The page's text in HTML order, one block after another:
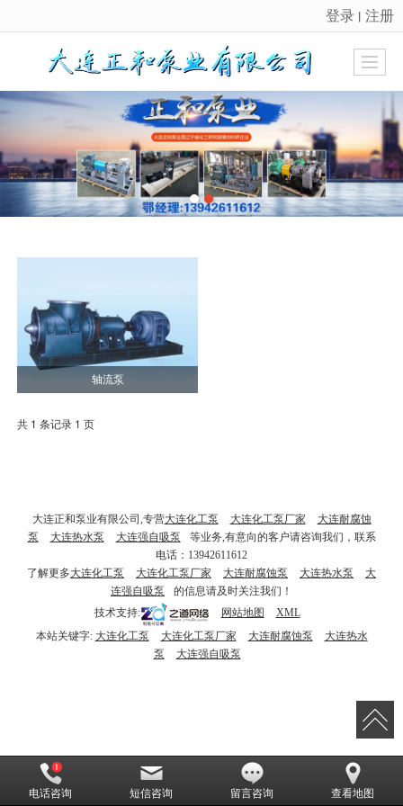
很遗憾，因您的浏览器版本过低导致无法获得最佳浏览体验，推荐下载安装谷歌浏览器！
登录 丨 注册
轴流泵
共 1 条记录 1 页
大连正和泵业有限公司,专营大连化工泵 大连化工泵厂家
大连耐腐蚀
泵
大连热水泵 大连强自吸泵
等业务,有意向的客户请咨询我们，联系
电话：13942611612
了解更多大连化工泵 大连化工泵厂家 大连耐腐蚀泵 大连热水泵
大
连强自吸泵
的信息请及时关注我们！
技术支持:
网站地图
XML
本站关键字: 大连化工泵 大连化工泵厂家 大连耐腐蚀泵
大连热水
泵
大连强自吸泵
电话咨询 短信咨询 留言咨询 查看地图